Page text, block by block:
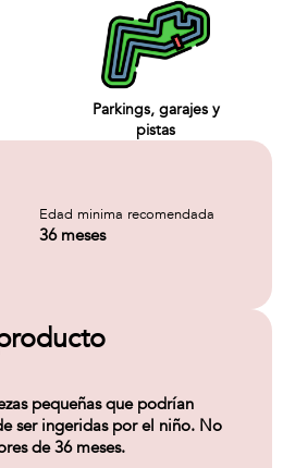
Parkings, garajes y
pistas
Edad minima recomendada
36 meses
pequeñas que podrían
ser ingeridas por el niño. No
de 36 meses.